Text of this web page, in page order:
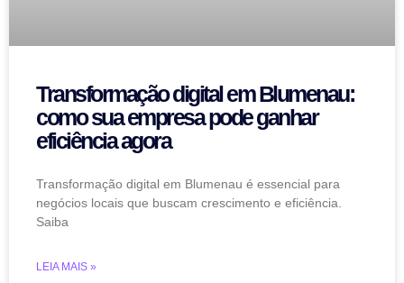
Transformação digital em Blumenau:
como sua empresa pode ganhar
eficiência agora
Transformação digital em Blumenau é essencial para
negócios locais que buscam crescimento e eficiência.
Saiba
LEIA MAIS »